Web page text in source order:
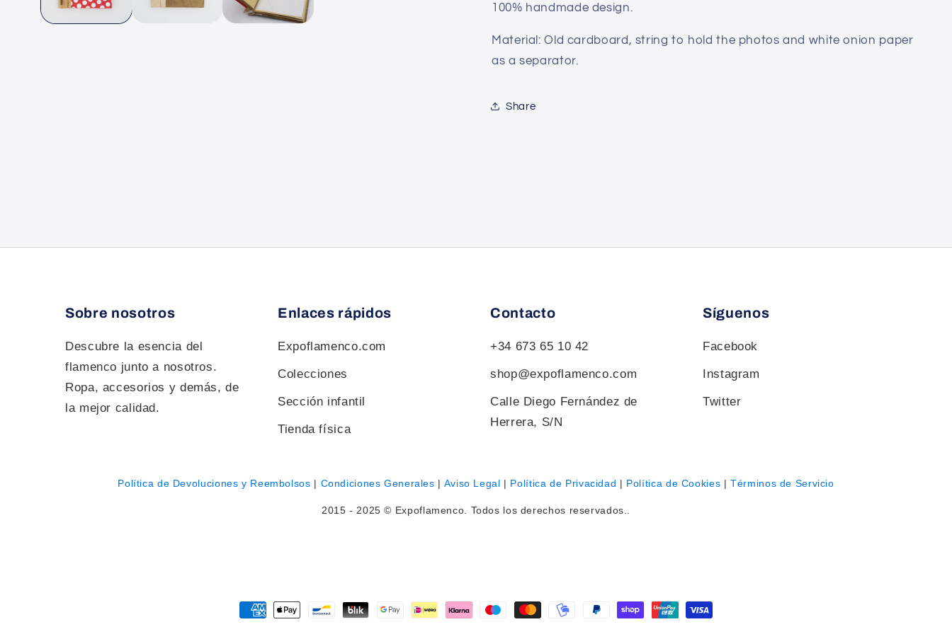
100% handmade design.
Material: Old cardboard, string to hold the photos and white onion paper
as a separator.
Share
Sobre nosotros
Descubre la esencia del
flamenco junto a nosotros.
Ropa, accesorios y demás, de
la mejor calidad.
Enlaces rápidos
Expoflamenco.com
Colecciones
Sección infantil
Tienda física
Contacto
+34 673 65 10 42
shop@expoflamenco.com
Calle Diego Fernández de
Herrera, S/N
Síguenos
Facebook
Instagram
Twitter
Política de Devoluciones y Reembolsos | Condiciones Generales | Aviso Legal | Política de Privacidad | Política de Cookies |Términos de Servicio
2015 - 2025 © Expoflamenco. Todos los derechos reservados..
Payment